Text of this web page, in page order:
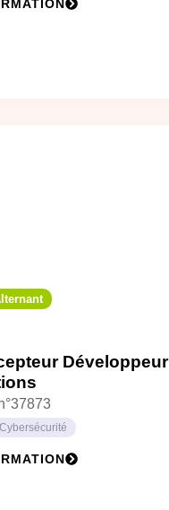
Développeur